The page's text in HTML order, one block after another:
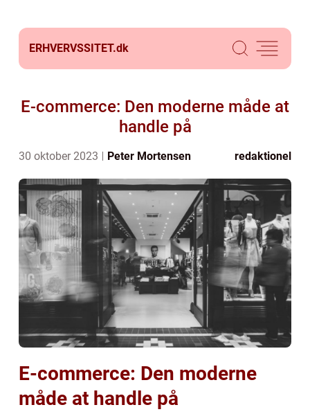
ERHVERVSSITET.dk
E-commerce: Den moderne måde at
handle på
30 oktober 2023 Peter Mortensen redaktionel
E-commerce: Den moderne
måde at handle på